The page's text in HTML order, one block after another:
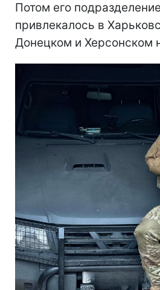
Потом его
привлекалось в
Донецком и Херсонском